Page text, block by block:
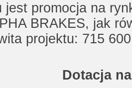
jest promocja na
BRAKES, jak
projektu: 715
Dotacja